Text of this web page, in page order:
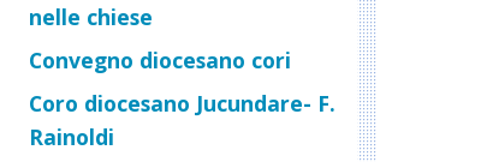
nelle chiese
Convegno diocesano cori
Coro diocesano Jucundare- F.
Rainoldi